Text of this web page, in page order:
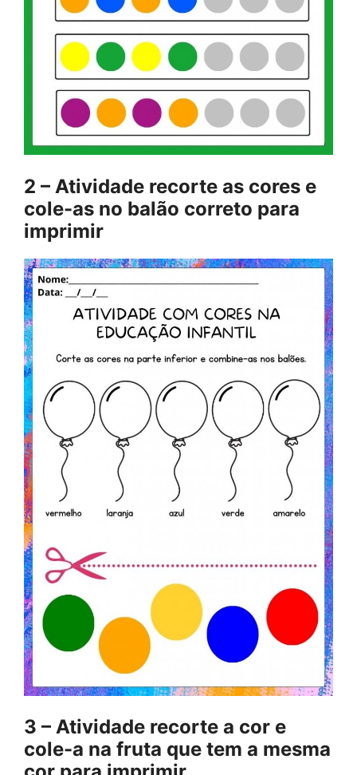
2 – Atividade recorte as cores e
cole-as no balão correto para
imprimir
3 – Atividade recorte a cor e
cole-a na fruta que tem a mesma